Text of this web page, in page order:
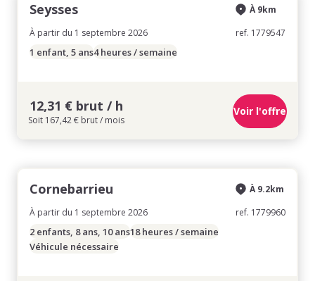
Seysses
À partir du 1 septembre 2026
À 9km
ref. 1779547
1 enfant, 5 ans4 heures / semaine
12,31 € brut / h
Soit 167,42 € brut / mois
Voir l'offre
Cornebarrieu
À partir du 1 septembre 2026
À 9.2km
ref. 1779960
2 enfants, 8 ans, 10 ans18 heures / semaine
Véhicule nécessaire